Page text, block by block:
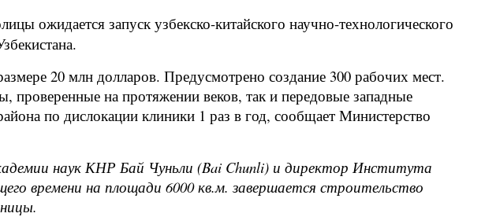
ожидается запуск узбекско-китайского научно-технологического
20 млн долларов. Предусмотрено создание 300 рабочих мест.
проверенные на протяжении веков, так и передовые западные
по дислокации клиники 1 раз в год, сообщает Министерство
наук КНР Бай Чуньли (Bai Chunli) и директор Института
времени на площади 6000 кв.м. завершается строительство